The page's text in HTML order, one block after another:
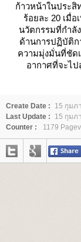
ก้าวหน้าในประ
ร้อยละ 20 เมื่
นวัตกรรมที่กำลั
ด้านการปฏิบัติก
ความมุ่งมั่นที่ชัด
อากาศที่จะไ
Create Date :
15 กุมภ
Last Update :
15 กุมภ
Counter :
1179